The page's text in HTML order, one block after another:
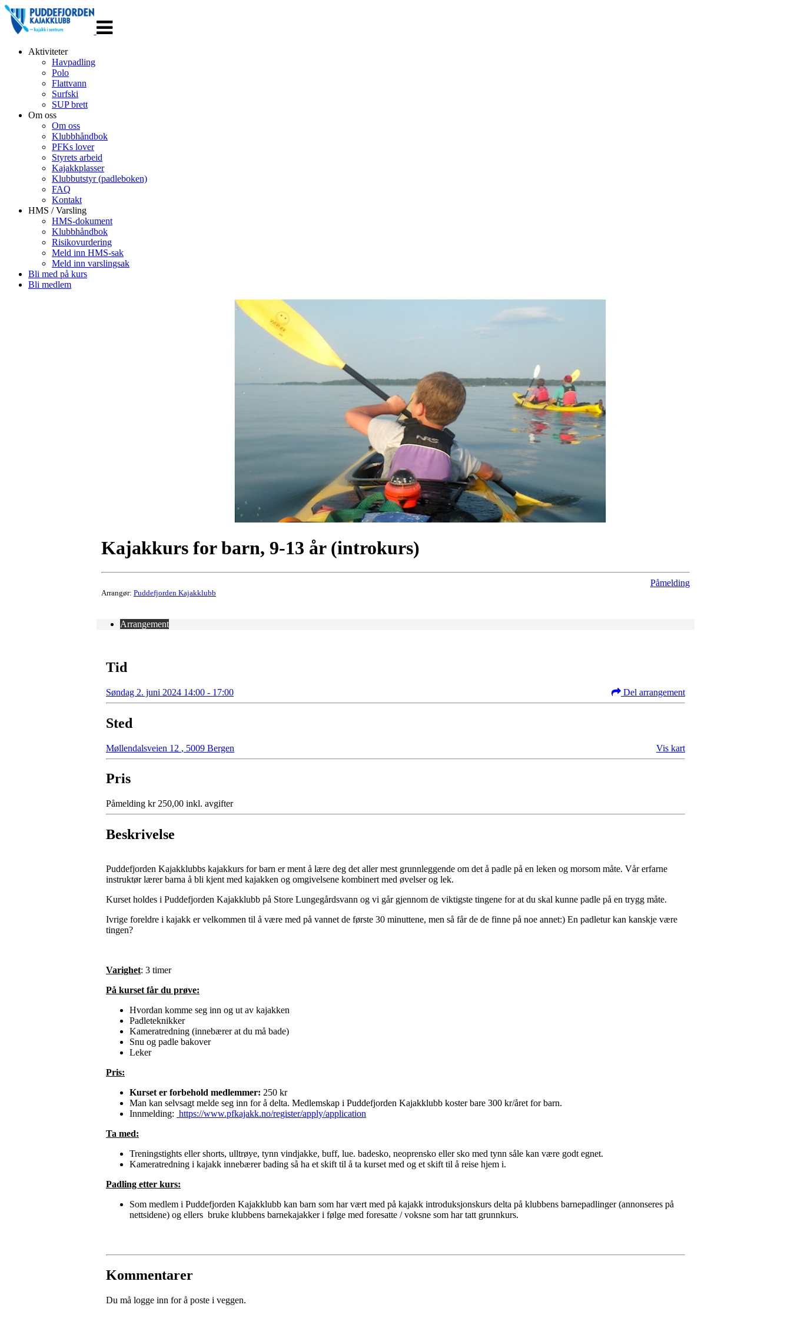
navigasjon
Aktiviteter
Havpadling
Polo
Flattvann
Surfski
SUP brett
Om oss
Om oss
Klubbhåndbok
PFKs lover
Styrets arbeid
Kajakkplasser
Klubbutstyr (padleboken)
FAQ
Kontakt
HMS / Varsling
HMS-dokument
Klubbhåndbok
Risikovurdering
Meld inn HMS-sak
Meld inn varslingsak
Bli med på kurs
Bli medlem
Kajakkurs for barn, 9-13 år (introkurs)
Arrangør: Puddefjorden Kajakklubb
Påmelding
Arrangement
Tid
Søndag 2. juni 2024 14:00 - 17:00 Del arrangement
Sted
Møllendalsveien 12 , 5009 Bergen Vis kart
Pris
Påmelding kr 250,00 inkl. avgifter
Beskrivelse
Puddefjorden Kajakklubbs kajakkurs for barn er ment å lære deg det aller mest grunnleggende om det å padle på en leken og morsom måte. Vår erfarne
instruktør lærer barna å bli kjent med kajakken og omgivelsene kombinert med øvelser og lek.
Kurset holdes i Puddefjorden Kajakklubb på Store Lungegårdsvann og vi går gjennom de viktigste tingene for at du skal kunne padle på en trygg måte.
Ivrige foreldre i kajakk er velkommen til å være med på vannet de første 30 minuttene, men så får de de finne på noe annet:) En padletur kan kanskje være
tingen?
Varighet: 3 timer
På kurset får du prøve:
Hvordan komme seg inn og ut av kajakken
Padleteknikker
Kameratredning (innebærer at du må bade)
Snu og padle bakover
Leker
Pris:
Kurset er forbehold medlemmer: 250 kr
Man kan selvsagt melde seg inn for å delta. Medlemskap i Puddefjorden Kajakklubb koster bare 300 kr/året for barn.
Innmelding: https://www.pfkajakk.no/register/apply/application
Ta med:
Treningstights eller shorts, ulltrøye, tynn vindjakke, buff, lue. badesko, neoprensko eller sko med tynn såle kan være godt egnet.
Kameratredning i kajakk innebærer bading så ha et skift til å ta kurset med og et skift til å reise hjem i.
Padling etter kurs:
Som medlem i Puddefjorden Kajakklubb kan barn som har vært med på kajakk introduksjonskurs delta på klubbens barnepadlinger (annonseres på
nettsidene) og ellers bruke klubbens barnekajakker i følge med foresatte / voksne som har tatt grunnkurs.
Kommentarer
Du må logge inn for å poste i veggen.